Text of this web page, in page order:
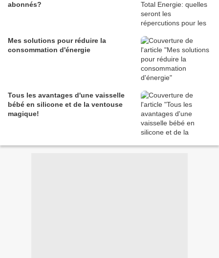
abonnés?
Mes solutions pour réduire la
consommation d'énergie
Tous les avantages d'une vaisselle
bébé en silicone et de la ventouse
magique!